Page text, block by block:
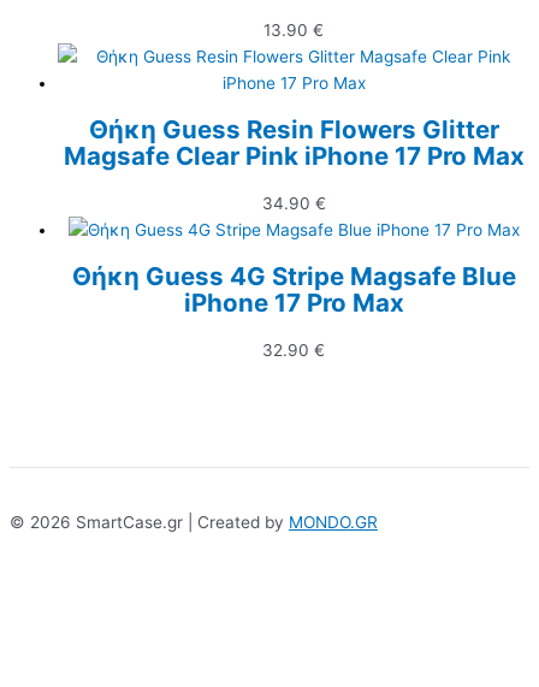
13.90 €
Θήκη Guess Resin Flowers Glitter
Magsafe Clear Pink iPhone 17 Pro Max
34.90 €
Θήκη Guess 4G Stripe Magsafe Blue
iPhone 17 Pro Max
32.90 €
© 2026 SmartCase.gr | Created by MONDO.GR